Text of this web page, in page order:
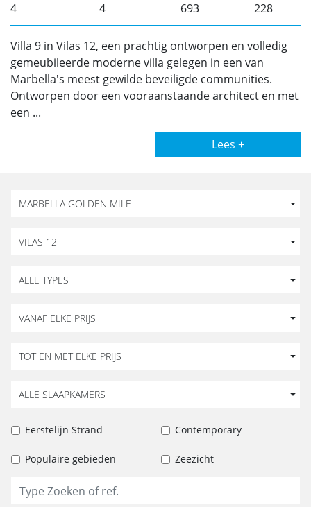
MARBELLA GOLDEN MILE
VILAS 12
ALLE TYPES
VANAF ELKE PRIJS
TOT EN MET ELKE PRIJS
ALLE SLAAPKAMERS
Eerstelijn Strand Contemporary
Populaire gebieden Zeezicht
4 4 693 228
Villa 9 in Vilas 12, een prachtig ontworpen en volledig
gemeubileerde moderne villa gelegen in een van
Marbella's meest gewilde beveiligde communities.
Ontworpen door een vooraanstaande architect en met
een ...
Lees +